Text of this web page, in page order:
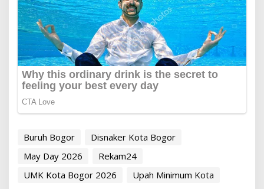
Buruh Bogor
Disnaker Kota Bogor
May Day 2026
Rekam24
UMK Kota Bogor 2026
Upah Minimum Kota